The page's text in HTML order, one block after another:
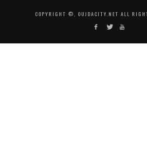
COPYRIGHT ©, OUJDACITY.NET ALL